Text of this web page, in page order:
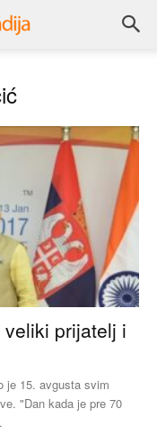
prijatelj i
je 15. avgusta svim
"Dan kada je pre 70